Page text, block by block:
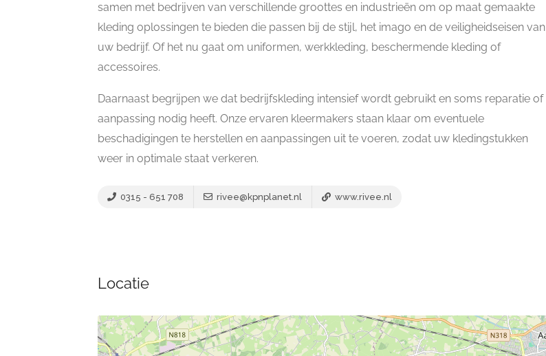
samen met bedrijven van verschillende groottes en industrieën om op maat gemaakte
kleding oplossingen te bieden die passen bij de stijl, het imago en de veiligheidseisen van
uw bedrijf. Of het nu gaat om uniformen, werkkleding, beschermende kleding of
accessoires.
Daarnaast begrijpen we dat bedrijfskleding intensief wordt gebruikt en soms reparatie of
aanpassing nodig heeft. Onze ervaren kleermakers staan klaar om eventuele
beschadigingen te herstellen en aanpassingen uit te voeren, zodat uw kledingstukken
weer in optimale staat verkeren.
0315 - 651 708 rivee@kpnplanet.nl www.rivee.nl
Locatie